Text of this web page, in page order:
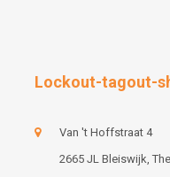
Lockout-tagout-
Van 't Hoffstraat 4
2665 JL Bleiswijk,